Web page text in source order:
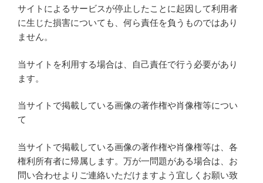
サイトによるサービスが停止したことに起因して利用者
に生じた損害についても、何ら責任を負うものではあり
ません。
当サイトを利用する場合は、自己責任で行う必要があり
ます。
当サイトで掲載している画像の著作権や肖像権等につい
て
当サイトで掲載している画像の著作権や肖像権等は、各
権利所有者に帰属します。万が一問題がある場合は、お
問い合わせよりご連絡いただけますよう宜しくお願い致